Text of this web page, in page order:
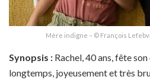
Mère indigne – © François
Synopsis : Rachel, 40 ans, fête
longtemps, joyeusement et très